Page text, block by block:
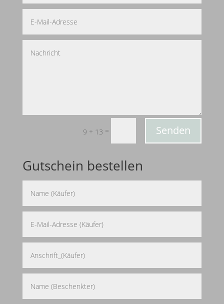
9 + 13 = Senden
Gutschein bestellen